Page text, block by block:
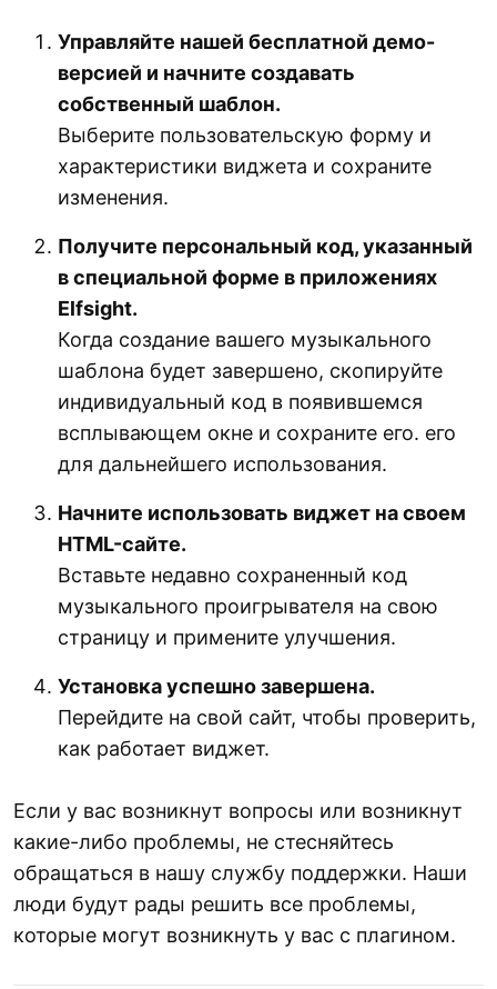
Управляйте нашей бесплатной демо-
версией и начните создавать
собственный шаблон.
Выберите пользовательскую форму и
характеристики виджета и сохраните
изменения.
Получите персональный код, указанный
в специальной форме в приложениях
Elfsight.
Когда создание вашего музыкального
шаблона будет завершено, скопируйте
индивидуальный код в появившемся
всплывающем окне и сохраните его. его
для дальнейшего использования.
Начните использовать виджет на своем
HTML-сайте.
Вставьте недавно сохраненный код
музыкального проигрывателя на свою
страницу и примените улучшения.
Установка успешно завершена.
Перейдите на свой сайт, чтобы проверить,
как работает виджет.
Если у вас возникнут вопросы или возникнут
какие-либо проблемы, не стесняйтесь
обращаться в нашу службу поддержки. Наши
люди будут рады решить все проблемы,
которые могут возникнуть у вас с плагином.